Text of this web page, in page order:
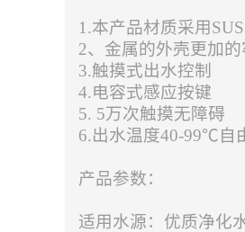
1.本产品材质采用
2、金属的外壳更加
3.触摸式出水控制
4.电容式感应按键
5. 5万次触摸无障碍
6.出水温度40-99℃自
产品参数：
适用水源：优质净化